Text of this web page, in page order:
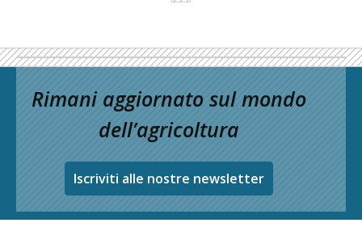
Rimani aggiornato sul mondo
dell’agricoltura
Iscriviti alle nostre newsletter